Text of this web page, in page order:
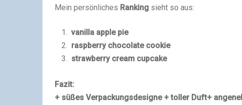
Mein persönliches Ranking sieht so aus:
vanilla apple pie
raspberry chocolate cookie
strawberry cream cupcake
Fazit:
+ süßes Verpackungsdesigne + toller Duft+